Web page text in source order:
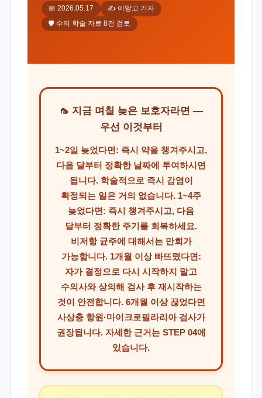
📅 2026.05.17 ✍️ 이망고 기자
🛡️ 수의 학술 자료 8건 검토
🦟 지금 며칠 늦은 보호자라면 —
우선 이것부터
1~2일 늦었다면: 즉시 약을 챙겨주시고,
다음 달부터 정확한 날짜에 투여하시면
됩니다. 학술적으로 즉시 감염이
확정되는 일은 거의 없습니다. 1~4주
늦었다면: 즉시 챙겨주시고, 다음
달부터 정확한 주기를 회복하세요.
비저항 균주에 대해서는 만회가
가능합니다. 1개월 이상 빠뜨렸다면:
자가 결정으로 다시 시작하지 말고
수의사와 상의해 검사 후 재시작하는
것이 안전합니다. 6개월 이상 끊었다면
사상충 항원·마이크로필라리아 검사가
권장됩니다. 자세한 근거는 STEP 04에
있습니다.